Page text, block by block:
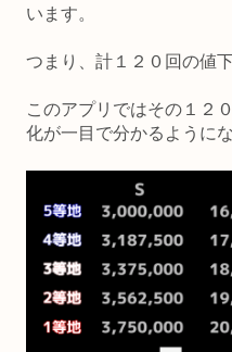
います。
つまり、計１２０回の値
このアプリではその１２
化が一目で分かるように